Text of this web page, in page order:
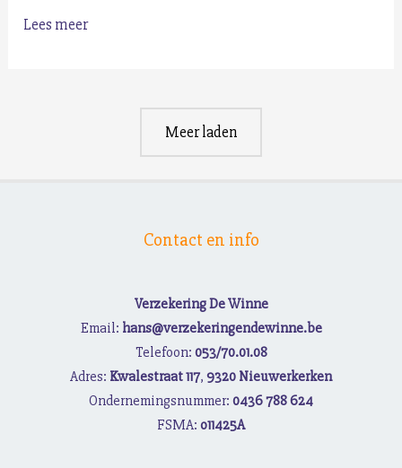
Cyberveiligheid
Lees meer
Meer laden
Contact en info
Verzekering De Winne
Email: hans@verzekeringendewinne.be
Telefoon: 053/70.01.08
Adres: Kwalestraat 117, 9320 Nieuwerkerken
Ondernemingsnummer: 0436 788 624
FSMA: o11425A